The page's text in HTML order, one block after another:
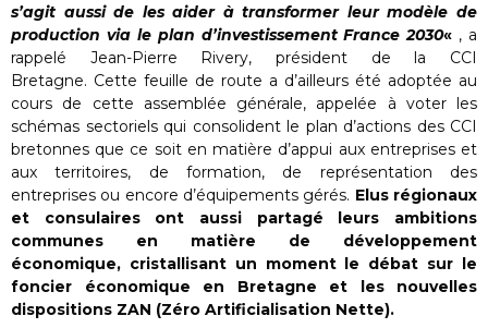
s’agit aussi de les aider à transformer leur modèle de
production via le plan d’investissement France 2030« , a
rappelé Jean-Pierre Rivery, président de la CCI
Bretagne. Cette feuille de route a d’ailleurs été adoptée au
cours de cette assemblée générale, appelée à voter les
schémas sectoriels qui consolident le plan d’actions des CCI
bretonnes que ce soit en matière d’appui aux entreprises et
aux territoires, de formation, de représentation des
entreprises ou encore d’équipements gérés. Elus régionaux
et consulaires ont aussi partagé leurs ambitions
communes en matière de développement
économique, cristallisant un moment le débat sur le
foncier économique en Bretagne et les nouvelles
dispositions ZAN (Zéro Artificialisation Nette).